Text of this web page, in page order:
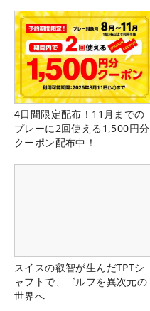
4日間限定配布！11月までの
プレーに2回使える1,500円分
クーポン配布中！
スイスの叡智が生んだTPTシ
ャフトで、ゴルフを異次元の
世界へ